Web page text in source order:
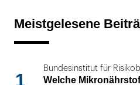
Meistgelesene
1
Bundesinstitut für
Welche